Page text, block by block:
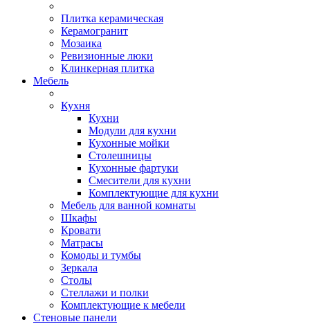
Плитка керамическая
Керамогранит
Мозаика
Ревизионные люки
Клинкерная плитка
Мебель
Кухня
Кухни
Модули для кухни
Кухонные мойки
Столешницы
Кухонные фартуки
Смесители для кухни
Комплектующие для кухни
Мебель для ванной комнаты
Шкафы
Кровати
Матрасы
Комоды и тумбы
Зеркала
Столы
Стеллажи и полки
Комплектующие к мебели
Стеновые панели